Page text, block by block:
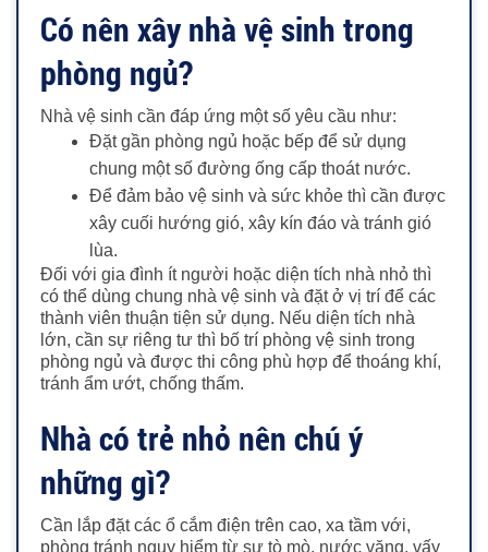
Có nên xây nhà vệ sinh trong
phòng ngủ?
Nhà vệ sinh cần đáp ứng một số yêu cầu như:
Đặt gần phòng ngủ hoặc bếp để sử dụng
chung một số đường ống cấp thoát nước.
Để đảm bảo vệ sinh và sức khỏe thì cần được
xây cuối hướng gió, xây kín đáo và tránh gió
lùa.
Đối với gia đình ít người hoặc diện tích nhà nhỏ thì
có thể dùng chung nhà vệ sinh và đặt ở vị trí để các
thành viên thuận tiện sử dụng. Nếu diện tích nhà
lớn, cần sự riêng tư thì bố trí phòng vệ sinh trong
phòng ngủ và được thi công phù hợp để thoáng khí,
tránh ẩm ướt, chống thấm.
Nhà có trẻ nhỏ nên chú ý
những gì?
Cần lắp đặt các ổ cắm điện trên cao, xa tầm với,
phòng tránh nguy hiểm từ sự tò mò, nước văng, vấy